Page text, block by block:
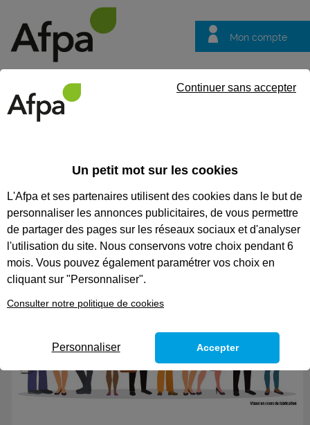
Mon compte
questions
CODES
SECRÉTAIRE COMPTABLE
Eligible au CPF *
Un petit mot sur les cookies
L'Afpa et ses partenaires utilisent des cookies dans le but de
personnaliser les annonces publicitaires, de vous permettre
de partager des pages sur les réseaux sociaux et d'analyser
l'utilisation du site. Nous conservons votre choix pendant 6
mois. Vous pouvez également paramétrer vos choix en
cliquant sur "Personnaliser".
Consulter notre politique de cookies
Continuer sans accepter
Personnaliser Accepter